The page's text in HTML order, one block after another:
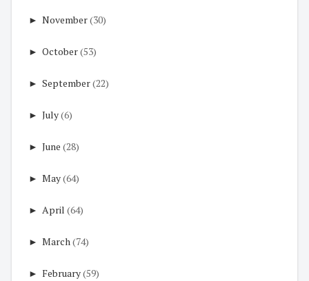
► November(30)
► October(53)
► September(22)
► July(6)
► June (28)
► May(64)
► April (64)
► March(74)
► February(59)